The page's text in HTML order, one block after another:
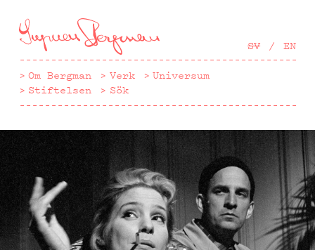
till
huvudinnehåll
SV EN
Om Bergman Verk
Universum
Stiftelsen
Sök